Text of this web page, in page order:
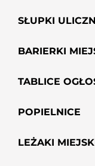
SŁUPKI
BARIERKI
TABLICE
POPIELNICE
LEŻAKI